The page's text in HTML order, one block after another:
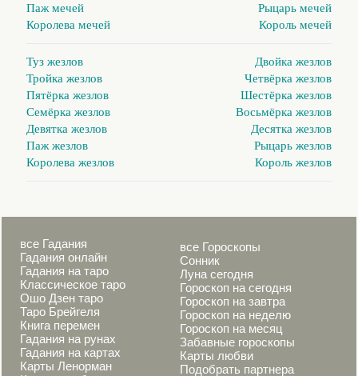
Паж мечей
Рыцарь мечей
Королева мечей
Король мечей
Туз жезлов
Двойка жезлов
Тройка жезлов
Четвёрка жезлов
Пятёрка жезлов
Шестёрка жезлов
Семёрка жезлов
Восьмёрка жезлов
Девятка жезлов
Десятка жезлов
Паж жезлов
Рыцарь жезлов
Королева жезлов
Король жезлов
все Гадания
Гадания онлайн
Гадания на таро
Классическое таро
Ошо Дзен таро
Таро Брейгеля
Книга перемен
Гадания на рунах
Гадания на картах
Карты Ленорман
все Гороскопы
Сонник
Луна сегодня
Гороскоп на сегодня
Гороскоп на завтра
Гороскоп на неделю
Гороскоп на месяц
Забавные гороскопы
Карты любви
Подобрать партнера